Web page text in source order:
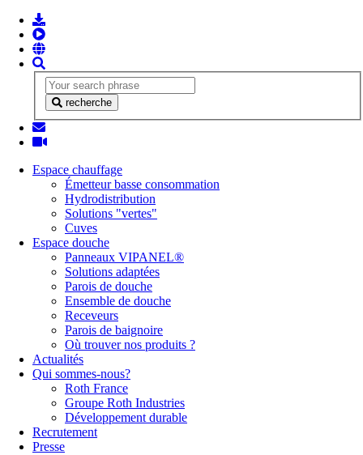
recherche
Espace chauffage
Émetteur basse consommation
Hydrodistribution
Solutions "vertes"
Cuves
Espace douche
Panneaux VIPANEL®
Solutions adaptées
Parois de douche
Ensemble de douche
Receveurs
Parois de baignoire
Où trouver nos produits ?
Actualités
Qui sommes-nous?
Roth France
Groupe Roth Industries
Développement durable
Recrutement
Presse